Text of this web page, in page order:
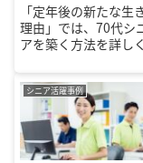
「定年後の新たな
理由」では、70代シ
アを築く方法を詳し
シニア活躍事例